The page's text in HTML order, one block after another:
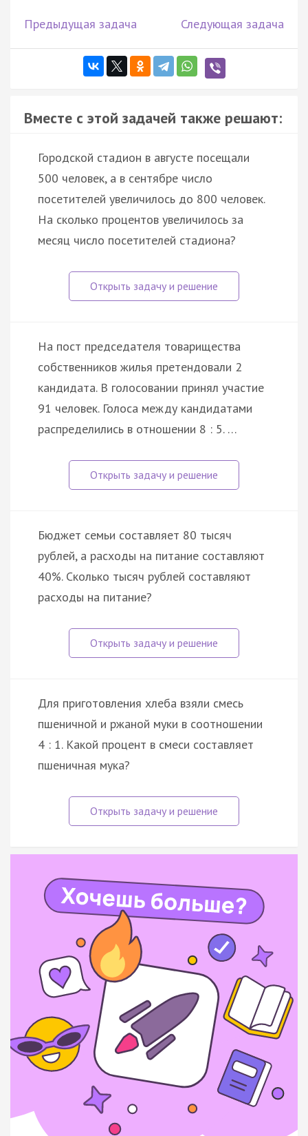
Предыдущая задача Следующая задача
Вместе с этой задачей также решают:
Городской стадион в августе посещали
500 человек, а в сентябре число
посетителей увеличилось до 800 человек.
На сколько процентов увеличилось за
месяц число посетителей стадиона?
На пост председателя товарищества
собственников жилья претендовали 2
кандидата. В голосовании принял участие
91 человек. Голоса между кандидатами
распределились в отношении 8 : 5. …
Бюджет семьи составляет 80 тысяч
рублей, а расходы на питание составляют
40%. Сколько тысяч рублей составляют
расходы на питание?
Для приготовления хлеба взяли смесь
пшеничной и ржаной муки в соотношении
4 : 1. Какой процент в смеси составляет
пшеничная мука?